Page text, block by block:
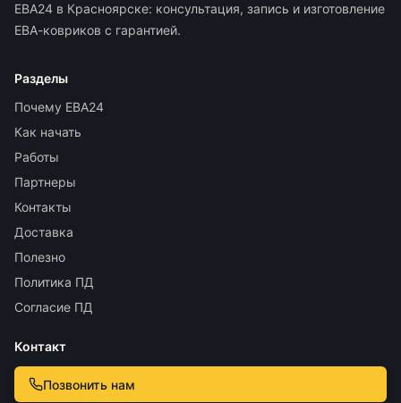
ЕВА24 в Красноярске: консультация, запись и изготовление
ЕВА-ковриков с гарантией.
Разделы
Почему ЕВА24
Как начать
Работы
Партнеры
Контакты
Доставка
Полезно
Политика ПД
Согласие ПД
Контакт
Позвонить нам